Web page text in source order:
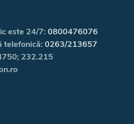
este 24/7: 0800476076
telefonică: 0263/213657
232.215